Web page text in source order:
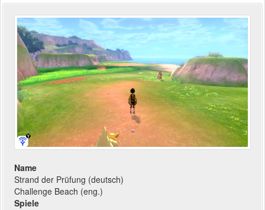
Name
Strand der Prüfung (deutsch)
Challenge Beach (eng.)
Spiele